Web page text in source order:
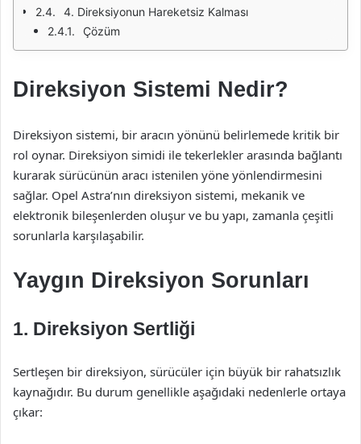
4. Direksiyonun Hareketsiz Kalması
Çözüm
Direksiyon Sistemi Nedir?
Direksiyon sistemi, bir aracın yönünü belirlemede kritik bir
rol oynar. Direksiyon simidi ile tekerlekler arasında bağlantı
kurarak sürücünün aracı istenilen yöne yönlendirmesini
sağlar. Opel Astra’nın direksiyon sistemi, mekanik ve
elektronik bileşenlerden oluşur ve bu yapı, zamanla çeşitli
sorunlarla karşılaşabilir.
Yaygın Direksiyon Sorunları
1. Direksiyon Sertliği
Sertleşen bir direksiyon, sürücüler için büyük bir rahatsızlık
kaynağıdır. Bu durum genellikle aşağıdaki nedenlerle ortaya
çıkar: